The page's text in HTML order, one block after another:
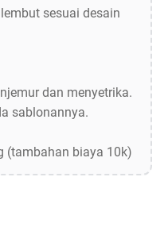
sesuai desain
dan menyetrika.
sablonannya.
(tambahan biaya 10k)